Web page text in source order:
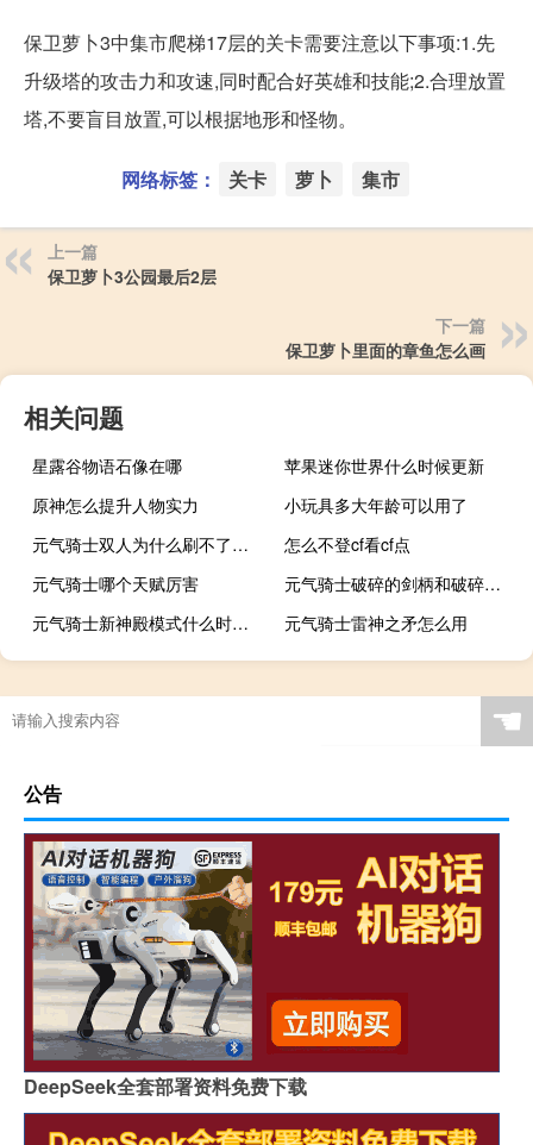
保卫萝卜3中集市爬梯17层的关卡需要注意以下事项:1.先
升级塔的攻击力和攻速,同时配合好英雄和技能;2.合理放置
塔,不要盲目放置,可以根据地形和怪物。
网络标签： 关卡 萝卜 集市
上一篇
保卫萝卜3公园最后2层
下一篇
保卫萝卜里面的章鱼怎么画
相关问题
星露谷物语石像在哪
苹果迷你世界什么时候更新
原神怎么提升人物实力
小玩具多大年龄可以用了
元气骑士双人为什么刷不了金刀
怎么不登cf看cf点
元气骑士哪个天赋厉害
元气骑士破碎的剑柄和破碎的剑刃怎么合成圣剑
元气骑士新神殿模式什么时候更新
元气骑士雷神之矛怎么用
☚
公告
DeepSeek全套部署资料免费下载